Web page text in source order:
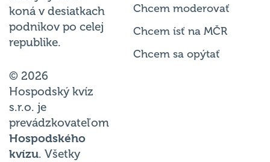
koná v desiatkach
podnikov po celej
republike.
© 2026
Hospodský kvíz
s.r.o. je
prevádzkovateľom
Hospodského
kvízu. Všetky
Chcem moderovať
Chcem ísť na MČR
Chcem sa opýtať